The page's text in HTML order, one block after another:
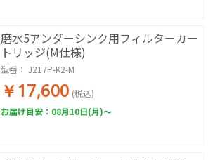
磨水5アンダーシンク用フィルターカー
トリッジ(M仕様)
型番： J217P-K2-M
￥17,600 (税込)
お届け目安：08月10日(月)～